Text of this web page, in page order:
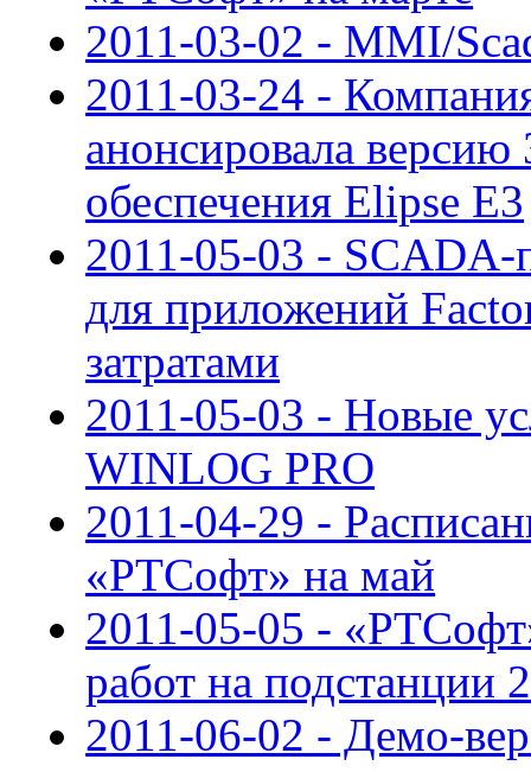
2011-03-02 - MMI/
2011-03-24 -
анонсировала
обеспечения Elipse E3
2011-05-03 - SCADA-
для приложений
затратами
2011-05-03 - Новые
WINLOG PRO
2011-04-29 -
«РТСофт» на май
2011-05-05 -
работ на подстанции
2011-06-02 - Демо-